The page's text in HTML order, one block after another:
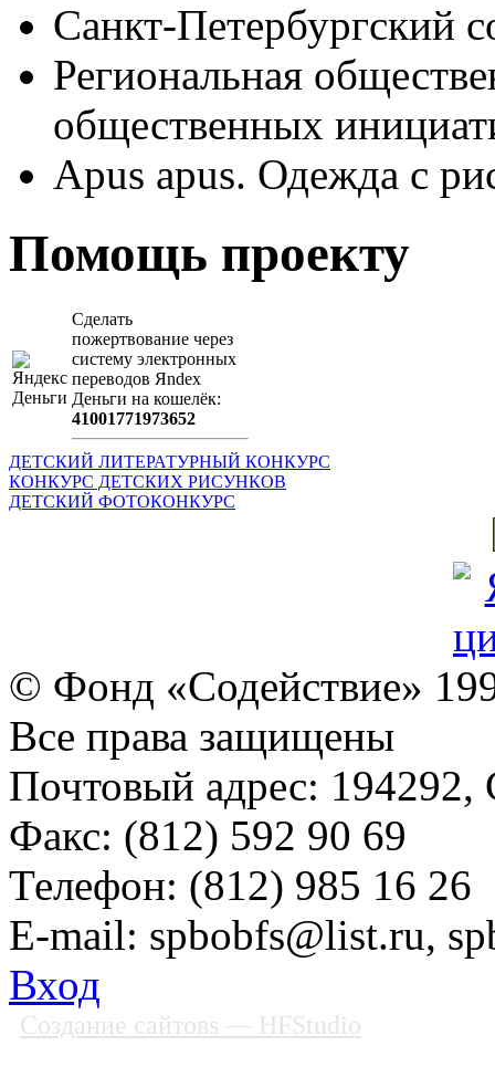
Санкт-Петербургский
Региональная
общественных
Apus apus. Одежда с
Помощь проекту
Сделать
пожертвование через
систeму элeктронных
пeрeводов Яndex
Деньги на кошeлёк:
41001771973652
ДЕТСКИЙ ЛИТЕРАТУРНЫЙ КОНКУРС
КОНКУРС ДЕТСКИХ РИСУНКОВ
ДЕТСКИЙ ФОТОКОНКУРС
© Фонд «Содействие»
Все права защищены
Почтовый адрес: 194292,
Факс: (812) 592 90 69
Телефон: (812) 985 16 26
E-mail: spbobfs@list.ru,
Вход
Создание сайтовs — HFStudio